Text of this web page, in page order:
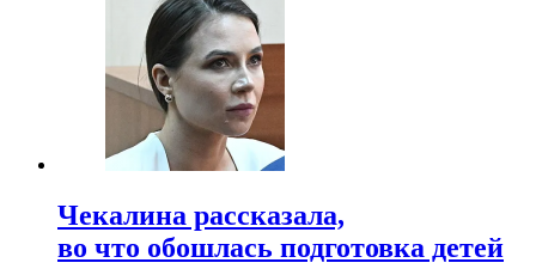
Чекалина рассказала,
во что обошлась подготовка детей